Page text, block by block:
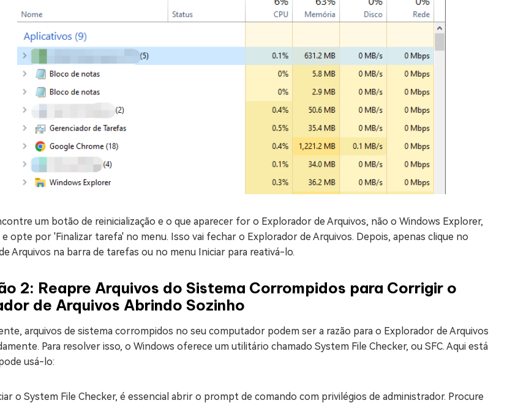
um botão de reinicialização e o que aparecer for o Explorador de Arquivos, não o Windows Explorer,
opte por 'Finalizar tarefa' no menu. Isso vai fechar o Explorador de Arquivos. Depois, apenas clique no
Arquivos na barra de tarefas ou no menu Iniciar para reativá-lo.
2: Reapre Arquivos do Sistema Corrompidos para Corrigir o
de Arquivos Abrindo Sozinho
arquivos de sistema corrompidos no seu computador podem ser a razão para o Explorador de Arquivos
Para resolver isso, o Windows oferece um utilitário chamado System File Checker, ou SFC. Aqui está
usá-lo:
o System File Checker, é essencial abrir o prompt de comando com privilégios de administrador. Procure